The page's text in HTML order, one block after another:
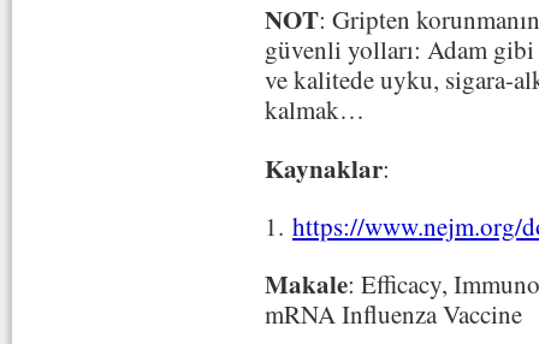
NOT: Gripten
güvenli yolları: Adam
ve kalitede uyku, sigara-
kalmak…
Kaynaklar:
1. https://www.nejm.org/
Makale: Efficacy,
mRNA Influenza Vaccine